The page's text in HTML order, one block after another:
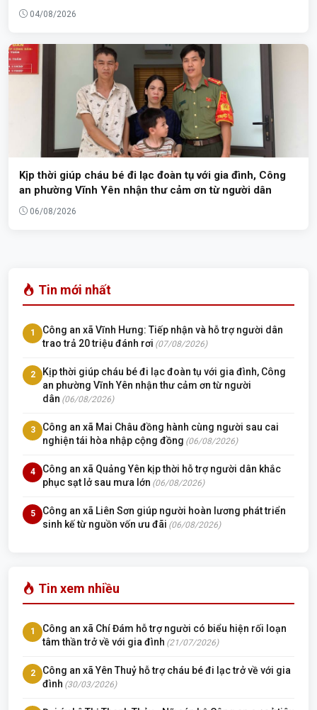
04/08/2026
Kịp thời giúp cháu bé đi lạc đoàn tụ với gia đình, Công
an phường Vĩnh Yên nhận thư cảm ơn từ người dân
06/08/2026
Tin mới nhất
1
Công an xã Vĩnh Hưng: Tiếp nhận và hỗ trợ người dân
trao trả 20 triệu đánh rơi (07/08/2026)
2
Kịp thời giúp cháu bé đi lạc đoàn tụ với gia đình, Công
an phường Vĩnh Yên nhận thư cảm ơn từ người
dân (06/08/2026)
3
Công an xã Mai Châu đồng hành cùng người sau cai
nghiện tái hòa nhập cộng đồng (06/08/2026)
4
Công an xã Quảng Yên kịp thời hỗ trợ người dân khắc
phục sạt lở sau mưa lớn (06/08/2026)
5
Công an xã Liên Sơn giúp người hoàn lương phát triển
sinh kế từ nguồn vốn ưu đãi (06/08/2026)
Tin xem nhiều
1
Công an xã Chí Đám hỗ trợ người có biểu hiện rối loạn
tâm thần trở về với gia đình (21/07/2026)
2
Công an xã Yên Thuỷ hỗ trợ cháu bé đi lạc trở về với gia
đình (30/03/2026)